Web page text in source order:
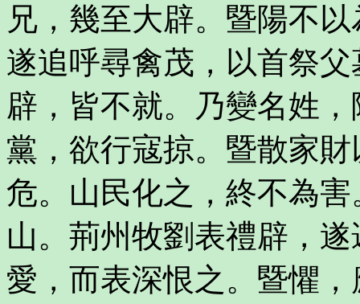
兄，幾至大辟。暨陽不
遂追呼尋禽茂，以首祭
辟，皆不就。乃變名姓
黨，欲行寇掠。暨散家
危。山民化之，終不為
山。荊州牧劉表禮辟，
愛，而表深恨之。暨懼